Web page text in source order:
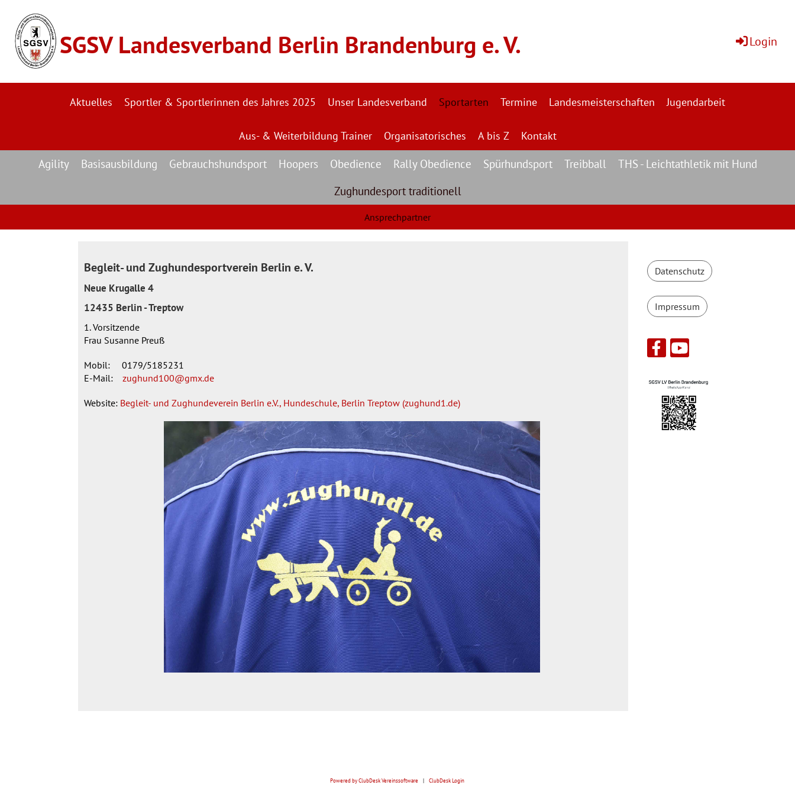
SGSV Landesverband Berlin Brandenburg e. V. Login
Aktuelles Sportler & Sportlerinnen des Jahres 2025 Unser Landesverband Sportarten Termine Landesmeisterschaften Jugendarbeit
Aus- & Weiterbildung Trainer Organisatorisches A bis Z Kontakt
Agility Basisausbildung Gebrauchshundsport Hoopers Obedience Rally Obedience Spürhundsport Treibball
THS - Leichtathletik mit Hund
Zughundesport traditionell
Ansprechpartner
Begleit- und Zughundesportverein Berlin e. V.
Neue Krugalle 4
12435 Berlin - Treptow
1. Vorsitzende
Frau Susanne Preuß
Mobil: 0179/5185231
E-Mail: zughund100@gmx.de
Website: Begleit- und Zughundeverein Berlin e.V., Hundeschule, Berlin Treptow (zughund1.de)
Datenschutz
Impressum
Powered by ClubDesk Vereinssoftware |ClubDesk Login